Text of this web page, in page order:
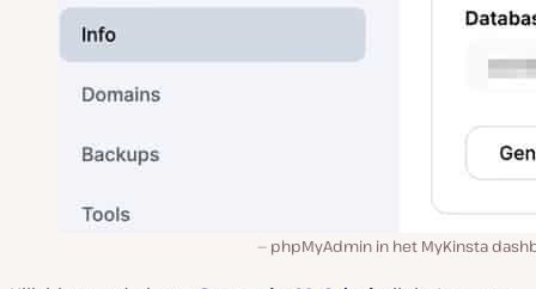
phpMyAdmin in het MyKinsta